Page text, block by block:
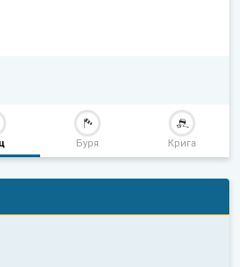
Буря Крига